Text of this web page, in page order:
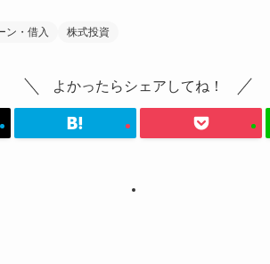
ン・借入 株式投資
よかったらシェアしてね！